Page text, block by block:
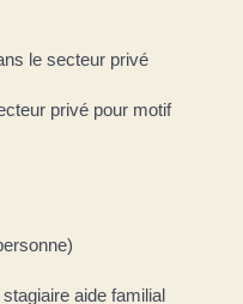
le secteur privé
privé pour motif
aide familial